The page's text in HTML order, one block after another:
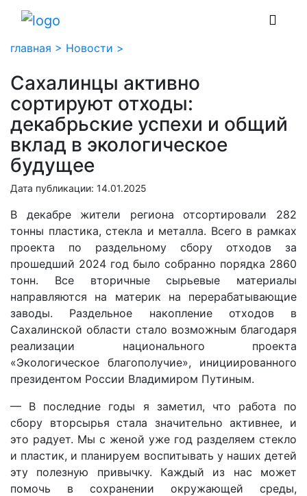
главная > Новости >
Сахалинцы активно
сортируют отходы:
декабрьские успехи и общий
вклад в экологическое
будущее
Дата публикации: 14.01.2025
В декабре жители региона отсортировали 282
тонны пластика, стекла и металла. Всего в рамках
проекта по раздельному сбору отходов за
прошедший 2024 год было собранно порядка 2860
тонн. Все вторичные сырьевые материалы
направляются на материк на перерабатывающие
заводы. Раздельное накопление отходов в
Сахалинской области стало возможным благодаря
реализации национального проекта
«Экологическое благополучие», инициированного
президентом России Владимиром Путиным.
— В последние годы я заметил, что работа по
сбору вторсырья стала значительно активнее, и
это радует. Мы с женой уже год разделяем стекло
и пластик, и планируем воспитывать у наших детей
эту полезную привычку. Каждый из нас может
помочь в сохранении окружающей среды,